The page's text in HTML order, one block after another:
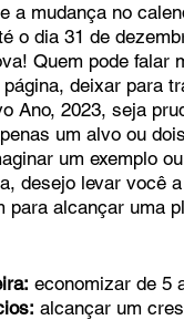
INCC
Bazar
a mudança no
o dia 31 de
Quem pode falar
deixar para
Ano, 2023, seja
um alvo ou
um exemplo
desejo levar você
para alcançar uma
economizar de 5
alcançar um